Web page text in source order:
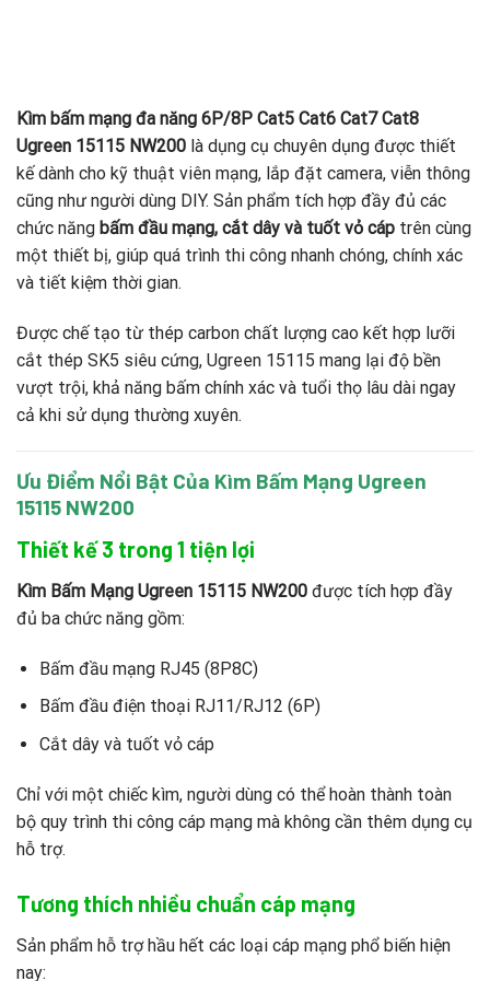
Kìm bấm mạng đa năng 6P/8P Cat5 Cat6 Cat7 Cat8
Ugreen 15115 NW200 là dụng cụ chuyên dụng được thiết
kế dành cho kỹ thuật viên mạng, lắp đặt camera, viễn thông
cũng như người dùng DIY. Sản phẩm tích hợp đầy đủ các
chức năng bấm đầu mạng, cắt dây và tuốt vỏ cáp trên cùng
một thiết bị, giúp quá trình thi công nhanh chóng, chính xác
và tiết kiệm thời gian.
Được chế tạo từ thép carbon chất lượng cao kết hợp lưỡi
cắt thép SK5 siêu cứng, Ugreen 15115 mang lại độ bền
vượt trội, khả năng bấm chính xác và tuổi thọ lâu dài ngay
cả khi sử dụng thường xuyên.
Ưu Điểm Nổi Bật Của Kìm Bấm Mạng Ugreen
15115 NW200
Thiết kế 3 trong 1 tiện lợi
Kìm Bấm Mạng Ugreen 15115 NW200 được tích hợp đầy
đủ ba chức năng gồm:
Bấm đầu mạng RJ45 (8P8C)
Bấm đầu điện thoại RJ11/RJ12 (6P)
Cắt dây và tuốt vỏ cáp
Chỉ với một chiếc kìm, người dùng có thể hoàn thành toàn
bộ quy trình thi công cáp mạng mà không cần thêm dụng cụ
hỗ trợ.
Tương thích nhiều chuẩn cáp mạng
Sản phẩm hỗ trợ hầu hết các loại cáp mạng phổ biến hiện
nay: